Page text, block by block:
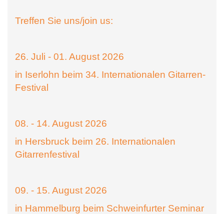
Treffen Sie uns/join us:
26. Juli - 01. August 2026
in Iserlohn beim 34. Internationalen Gitarren-
Festival
08. - 14. August 2026
in Hersbruck beim 26. Internationalen
Gitarrenfestival
09. - 15. August 2026
in Hammelburg beim Schweinfurter Seminar